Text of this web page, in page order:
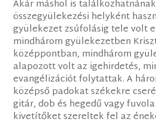
Akár máshol is
összegyülekezési helyként
gyülekezet zsúfolásig tele volt
mindhárom gyülekezetben
középpontban, mindhárom
alapozott volt az igehirdetés,
evangélizációt folytattak. A
középső padokat székekre
gitár, dob és hegedű vagy
kivetítőket szereltek fel az